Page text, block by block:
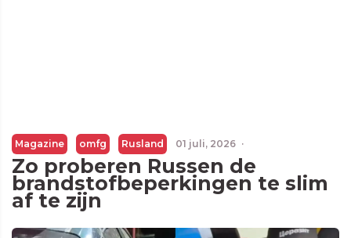
Magazine omfg Rusland 01 juli, 2026 ·
Zo proberen Russen de
brandstofbeperkingen te slim
af te zijn